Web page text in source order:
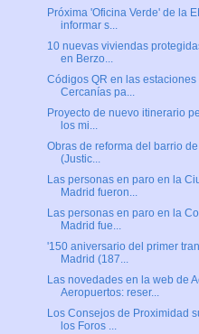
Próxima 'Oficina Verde' de la
informar s...
10 nuevas viviendas
en Berzo...
Códigos QR en las estaciones
Cercanías pa...
Proyecto de nuevo itinerario
los mi...
Obras de reforma del barrio
(Justic...
Las personas en paro en la
Madrid fueron...
Las personas en paro en la
Madrid fue...
'150 aniversario del primer
Madrid (187...
Las novedades en la web de
Aeropuertos: reser...
Los Consejos de Proximidad
los Foros ...